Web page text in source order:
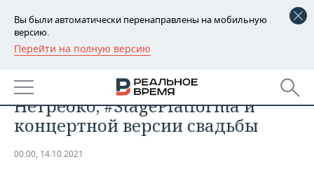
Вы были автоматически перенаправлены на мобильную
версию.
Перейти на полную версию
РЕГИОНЫ
БАШКОРТОСТАН
ТАТАРСТАН
НОВОСТИ
АНАЛИТИКА
Олег Ивенко — о юбилее Анны
Нетребко, #StagePlatforma и
концертной версии свадьбы
00:00, 14.10.2021